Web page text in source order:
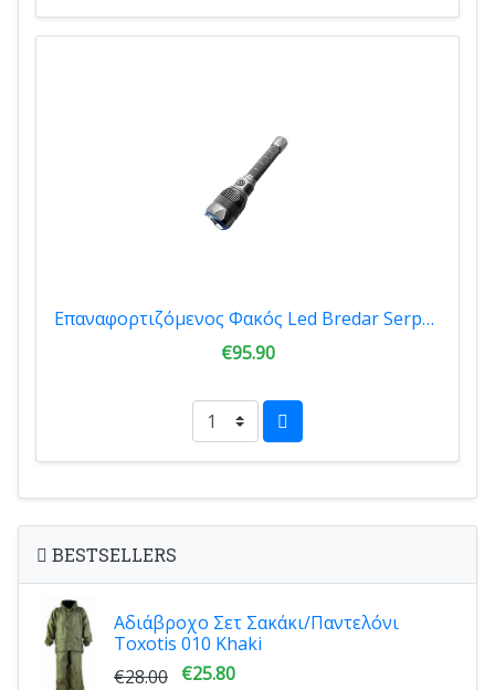
Επαναφορτιζόμενος Φακός Led Bredar Serpens 12000 Lumens Grey 20907
€95.90
BESTSELLERS
Αδιάβροχο Σετ Σακάκι/Παντελόνι
Toxotis 010 Khaki
€28.00 €25.80